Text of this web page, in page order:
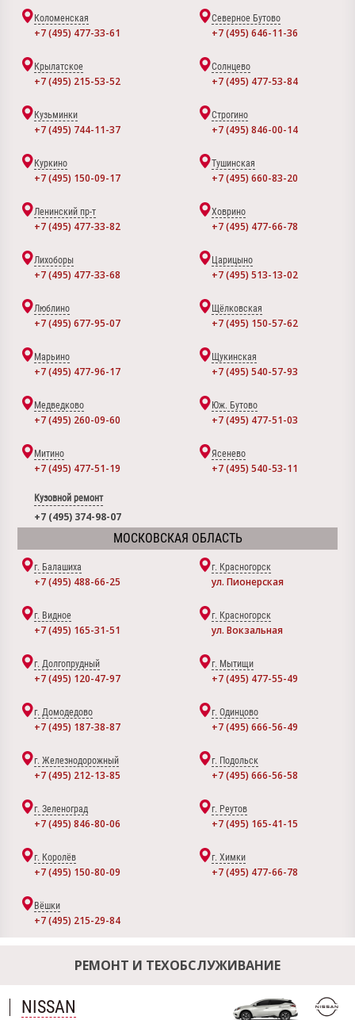
Коломенская
+7 (495) 477-33-61
Северное Бутово
+7 (495) 646-11-36
Крылатское
+7 (495) 215-53-52
Солнцево
+7 (495) 477-53-84
Кузьминки
+7 (495) 744-11-37
Строгино
+7 (495) 846-00-14
Куркино
+7 (495) 150-09-17
Тушинская
+7 (495) 660-83-20
Ленинский пр-т
+7 (495) 477-33-82
Ховрино
+7 (495) 477-66-78
Лихоборы
+7 (495) 477-33-68
Царицыно
+7 (495) 513-13-02
Люблино
+7 (495) 677-95-07
Щёлковская
+7 (495) 150-57-62
Марьино
+7 (495) 477-96-17
Щукинская
+7 (495) 540-57-93
Медведково
+7 (495) 260-09-60
Юж. Бутово
+7 (495) 477-51-03
Митино
+7 (495) 477-51-19
Ясенево
+7 (495) 540-53-11
Кузовной ремонт
+7 (495) 374-98-07
МОСКОВСКАЯ ОБЛАСТЬ
г. Балашиха
+7 (495) 488-66-25
г. Красногорск
ул. Пионерская
г. Видное
+7 (495) 165-31-51
г. Красногорск
ул. Вокзальная
г. Долгопрудный
+7 (495) 120-47-97
г. Мытищи
+7 (495) 477-55-49
г. Домодедово
+7 (495) 187-38-87
г. Одинцово
+7 (495) 666-56-49
г. Железнодорожный
+7 (495) 212-13-85
г. Подольск
+7 (495) 666-56-58
г. Зеленоград
+7 (495) 846-80-06
г. Реутов
+7 (495) 165-41-15
г. Королёв
+7 (495) 150-80-09
г. Химки
+7 (495) 477-66-78
Вёшки
+7 (495) 215-29-84
РЕМОНТ И ТЕХОБСЛУЖИВАНИЕ
NISSAN